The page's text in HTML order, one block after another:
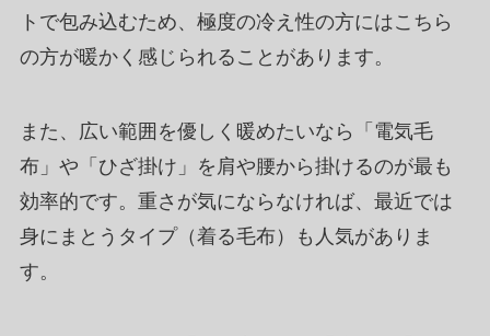
トで包み込むため、極度の冷え性の方にはこちら
の方が暖かく感じられることがあります。
また、広い範囲を優しく暖めたいなら「電気毛
布」や「ひざ掛け」を肩や腰から掛けるのが最も
効率的です。重さが気にならなければ、最近では
身にまとうタイプ（着る毛布）も人気がありま
す。